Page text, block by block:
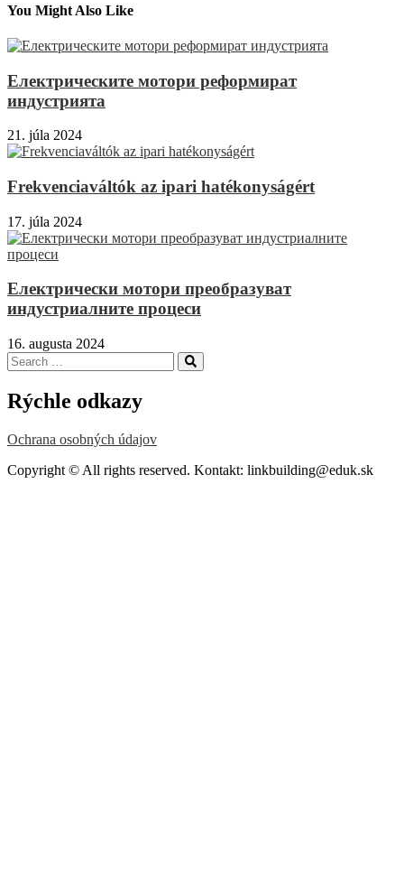
You Might Also Like
Електрическите мотори реформират
индустрията
21. júla 2024
Frekvenciaváltók az ipari hatékonyságért
17. júla 2024
Електрически мотори преобразуват
индустриалните процеси
16. augusta 2024
Search
for:
Search
Rýchle odkazy
Ochrana osobných údajov
Copyright © All rights reserved. Kontakt: linkbuilding@eduk.sk